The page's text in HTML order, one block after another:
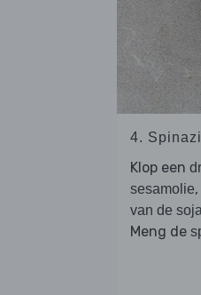
4.
Klop een
sesamolie
van de
Meng de